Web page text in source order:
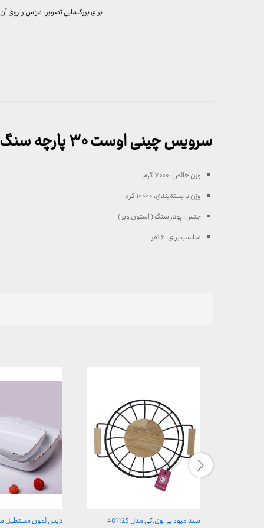
برای بزرگنمایی تصویر ، موس را روی
سرویس چینی اوست ۳۰ پارچه سنگ سرامیک زرد
وزن خالص:۷۰۰۰ گرم
وزن با بسته‌بندی:۱۰۰۰۰ گرم
جنس:پودر سنگ ( استون ویر )
مناسب برای:۶ نفر
سبد میوه بی.وی.کی مدل 401125
دیس لمون مستطیل